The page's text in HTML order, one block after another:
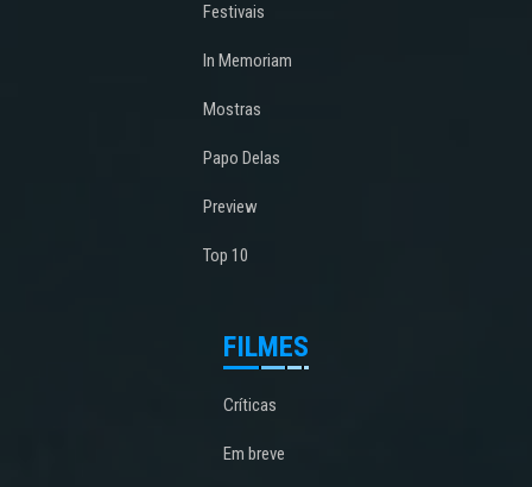
Festivais
In Memoriam
Mostras
Papo Delas
Preview
Top 10
FILMES
Críticas
Em breve